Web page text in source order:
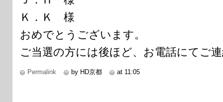
Ｋ．Ｋ 様
おめでとうございます。
ご当選の方には後ほど、お電話にてご
Permalink by HD京都 at 11:05